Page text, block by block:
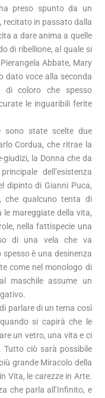
preso spunto da un
recitato in passato dalla
a dare anima a quelle
di ribellione, al quale si
Abbate, Mary
dato voce alla seconda
di coloro che spesso
le inguaribili ferite
sono state scelte due
Cordua, che ritrae la
giudizi, la Donna che da
dell’esistenza
dipinto di Gianni Puca,
che qualcuno tenta di
mareggiate della vita,
nella fattispecie una
di una vela che va
è una desinenza
come nel monologo di
maschile assume un
parlare di un tema così
si capirà che le
un vetro, una vita e ci
ciò sarà possibile
grande Miracolo della
Vita, le carezze in Arte.
che parla all’Infinito, e